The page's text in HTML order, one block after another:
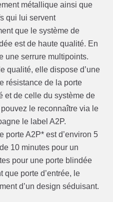
métallique ainsi que
qui lui servent
que le système de
est de haute qualité. En
une serrure multipoints.
qualité, elle dispose d’une
résistance de la porte
et de celle du système de
le reconnaître via le
le label A2P.
porte A2P* est d’environ 5
10 minutes pour un
pour une porte blindée
que porte d’entrée, le
d’un design séduisant.